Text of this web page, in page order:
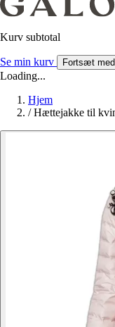
Kurv subtotal
Se min kurv Fortsæt
Loading...
Hjem
/ Hættejakke til